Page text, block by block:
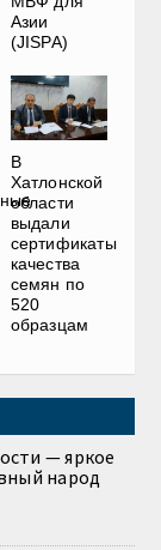
Азии
(JISPA)
В
Хатлонской
области
выдали
сертификаты
качества
семян по
520
образцам
— яркое
народ